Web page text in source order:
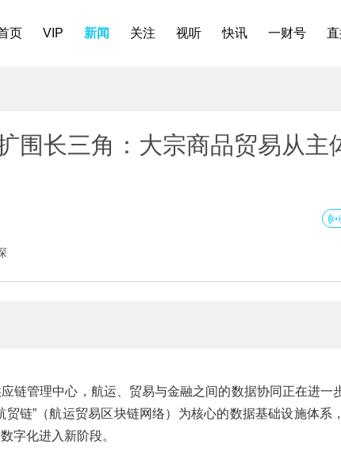
页 VIP 新闻 关注 视听 快讯 一财号
围长三角：大宗商品贸易从主
链管理中心，航运、贸易与金融之间的数据协同正在进一
贸链”（航运贸易区块链网络）为核心的数据基础设施体系
字化进入新阶段。